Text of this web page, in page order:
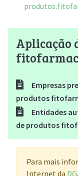
Aplicação
Empresas
produtos
Entidades
de produtos
Para mais
Internet da